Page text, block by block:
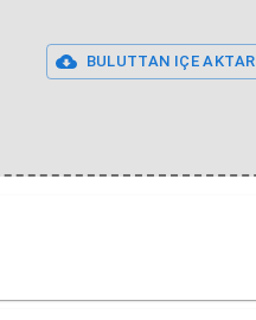
BULUTTAN IÇE AKTAR